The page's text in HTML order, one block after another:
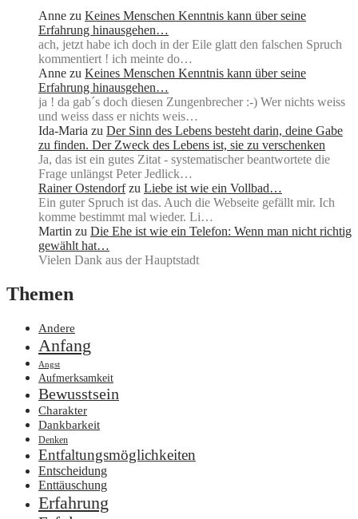
Anne zu Keines Menschen Kenntnis kann über seine
Erfahrung hinausgehen…
ach, jetzt habe ich doch in der Eile glatt den falschen Spruch
kommentiert ! ich meinte do…
Anne zu Keines Menschen Kenntnis kann über seine
Erfahrung hinausgehen…
ja ! da gab´s doch diesen Zungenbrecher :-) Wer nichts weiss
und weiss dass er nichts weis…
Ida-Maria zu Der Sinn des Lebens besteht darin, deine Gabe
zu finden. Der Zweck des Lebens ist, sie zu verschenken
Ja, das ist ein gutes Zitat - systematischer beantwortete die
Frage unlängst Peter Jedlick…
Rainer Ostendorf zu Liebe ist wie ein Vollbad…
Ein guter Spruch ist das. Auch die Webseite gefällt mir. Ich
komme bestimmt mal wieder. Li…
Martin zu Die Ehe ist wie ein Telefon: Wenn man nicht richtig
gewählt hat…
Vielen Dank aus der Hauptstadt
Themen
Andere
Anfang
Angst
Aufmerksamkeit
Bewusstsein
Charakter
Dankbarkeit
Denken
Entfaltungsmöglichkeiten
Entscheidung
Enttäuschung
Erfahrung